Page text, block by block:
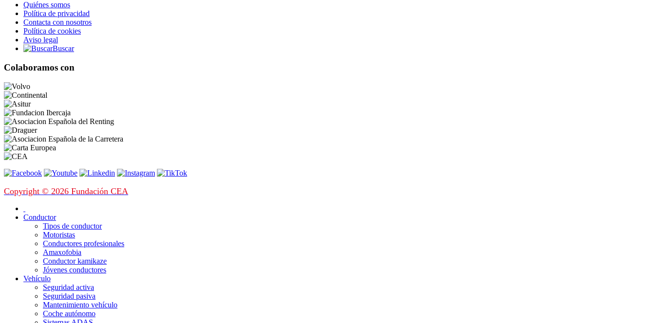
Quiénes somos
Política de privacidad
Contacta con nosotros
Política de cookies
Aviso legal
Buscar
Colaboramos con
Copyright © 2026 Fundación CEA
Conductor
Tipos de conductor
Motoristas
Conductores profesionales
Amaxofobia
Conductor kamikaze
Jóvenes conductores
Vehículo
Seguridad activa
Seguridad pasiva
Mantenimiento vehículo
Coche autónomo